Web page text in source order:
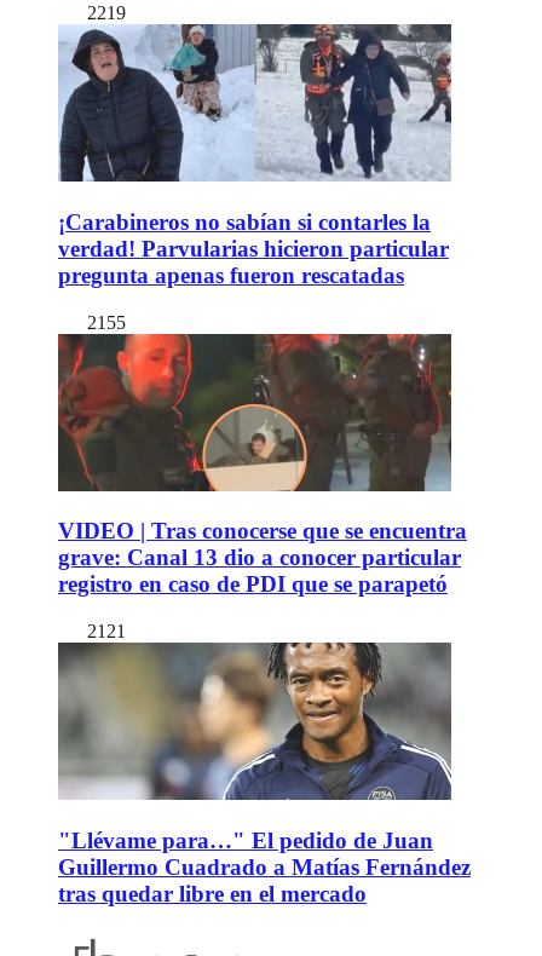
2219
¡Carabineros no sabían si contarles la
verdad! Parvularias hicieron particular
pregunta apenas fueron rescatadas
2155
VIDEO | Tras conocerse que se encuentra
grave: Canal 13 dio a conocer particular
registro en caso de PDI que se parapetó
2121
"Llévame para…" El pedido de Juan
Guillermo Cuadrado a Matías Fernández
tras quedar libre en el mercado